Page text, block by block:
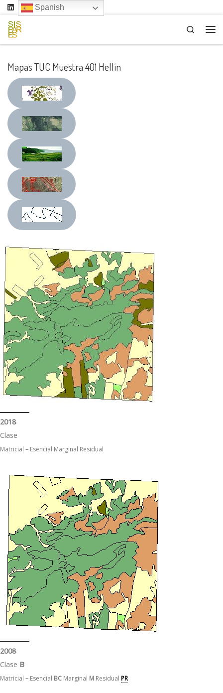
Saltar al contenido
Search
Mapas TUC Muestra 401 Hellín
2018
Clase
Matricial – Esencial Marginal Residual
2008
Clase B
Matricial – Esencial BC Marginal M Residual PR
Spanish